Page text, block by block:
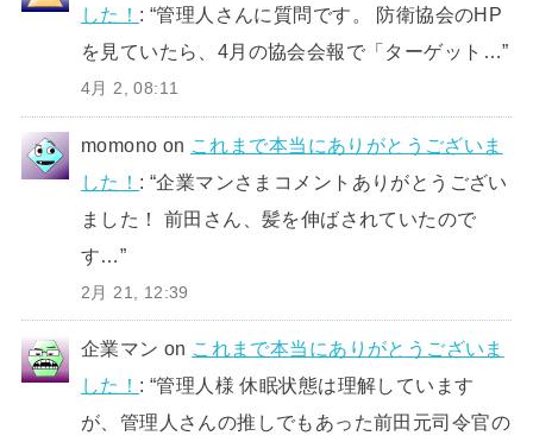
した！ : “管理人さんに質問です。 防衛協会のHP
を見ていたら、4月の協会会報で「ターゲット…”
4月 2, 08:11
momono on これまで本当にありがとうございま
した！ : “企業マンさまコメントありがとうござい
ました！ 前田さん、髪を伸ばされていたので
す…”
2月 21, 12:39
企業マン on これまで本当にありがとうございま
した！ : “管理人様 休眠状態は理解しています
が、管理人さんの推しでもあった前田元司令官の